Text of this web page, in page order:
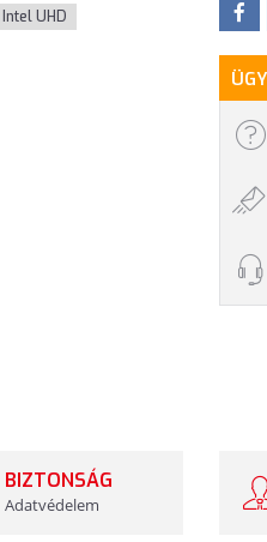
Intel UHD
BIZTONSÁG
Adatvédelem